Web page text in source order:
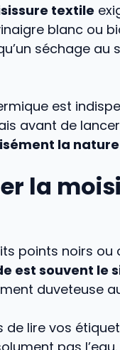
textile
blanc ou
séchage
est
avant de
la
la
points noirs
est souvent le
duveteuse
de lire vos